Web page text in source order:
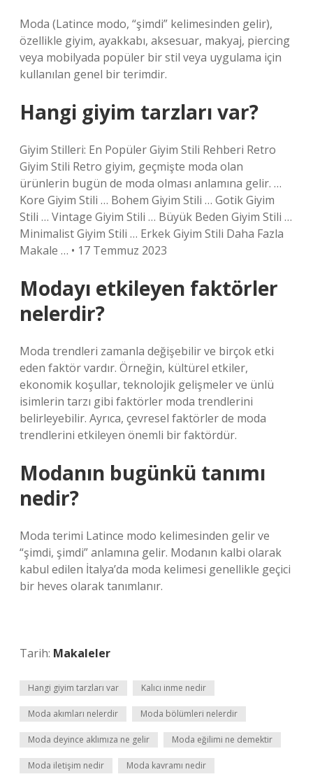
Moda (Latince modo, “şimdi” kelimesinden gelir),
özellikle giyim, ayakkabı, aksesuar, makyaj, piercing
veya mobilyada popüler bir stil veya uygulama için
kullanılan genel bir terimdir.
Hangi giyim tarzları var?
Giyim Stilleri: En Popüler Giyim Stili Rehberi Retro
Giyim Stili Retro giyim, geçmişte moda olan
ürünlerin bugün de moda olması anlamına gelir. …
Kore Giyim Stili … Bohem Giyim Stili … Gotik Giyim
Stili … Vintage Giyim Stili … Büyük Beden Giyim Stili …
Minimalist Giyim Stili … Erkek Giyim Stili Daha Fazla
Makale … • 17 Temmuz 2023
Modayı etkileyen faktörler
nelerdir?
Moda trendleri zamanla değişebilir ve birçok etki
eden faktör vardır. Örneğin, kültürel etkiler,
ekonomik koşullar, teknolojik gelişmeler ve ünlü
isimlerin tarzı gibi faktörler moda trendlerini
belirleyebilir. Ayrıca, çevresel faktörler de moda
trendlerini etkileyen önemli bir faktördür.
Modanın bugünkü tanımı
nedir?
Moda terimi Latince modo kelimesinden gelir ve
“şimdi, şimdi” anlamına gelir. Modanın kalbi olarak
kabul edilen İtalya’da moda kelimesi genellikle geçici
bir heves olarak tanımlanır.
Tarih: Makaleler
Hangi giyim tarzları var Kalıcı inme nedir
Moda akımları nelerdir Moda bölümleri nelerdir
Moda deyince aklımıza ne gelir Moda eğilimi ne demektir
Moda iletişim nedir Moda kavramı nedir